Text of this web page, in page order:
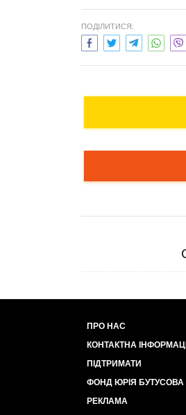
ПОДІЛИТИСЯ:
ПРО НАС
КОНТАКТНА
ПІДТРИМАТИ
ФОНД ЮРІЯ БУТУСОВА
РЕКЛАМА